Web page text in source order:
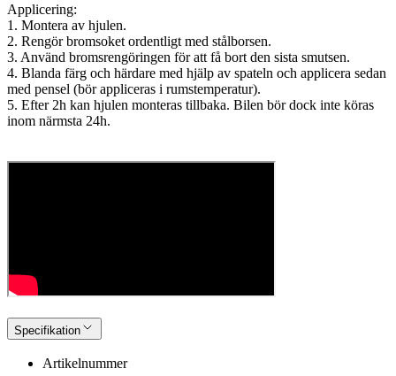
Applicering:
1. Montera av hjulen.
2. Rengör bromsoket ordentligt med stålborsen.
3. Använd bromsrengöringen för att få bort den sista smutsen.
4. Blanda färg och härdare med hjälp av spateln och applicera sedan
med pensel (bör appliceras i rumstemperatur).
5. Efter 2h kan hjulen monteras tillbaka. Bilen bör dock inte köras
inom närmsta 24h.
Specifikation
Artikelnummer